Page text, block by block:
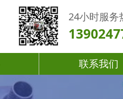
24小时服务
联系我们